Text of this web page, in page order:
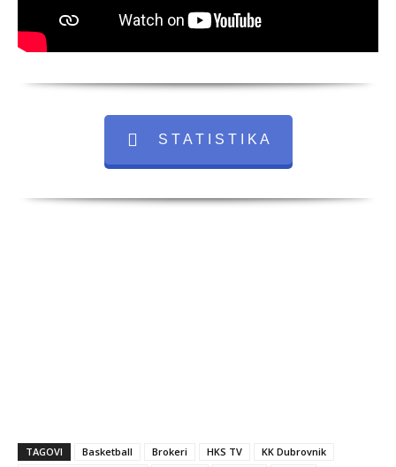
S T A T I S T I K A
TAGOVI Basketball Brokeri HKS TV
KK Dubrovnik